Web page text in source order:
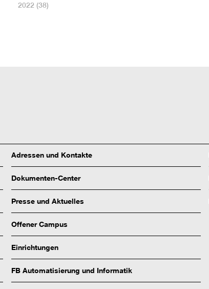
2022 (38)
Adressen und Kontakte
Dokumenten-Center
Presse und Aktuelles
Offener Campus
Einrichtungen
FB Automatisierung und Informatik